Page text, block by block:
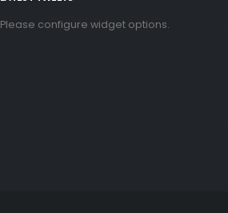
Please configure widget options.